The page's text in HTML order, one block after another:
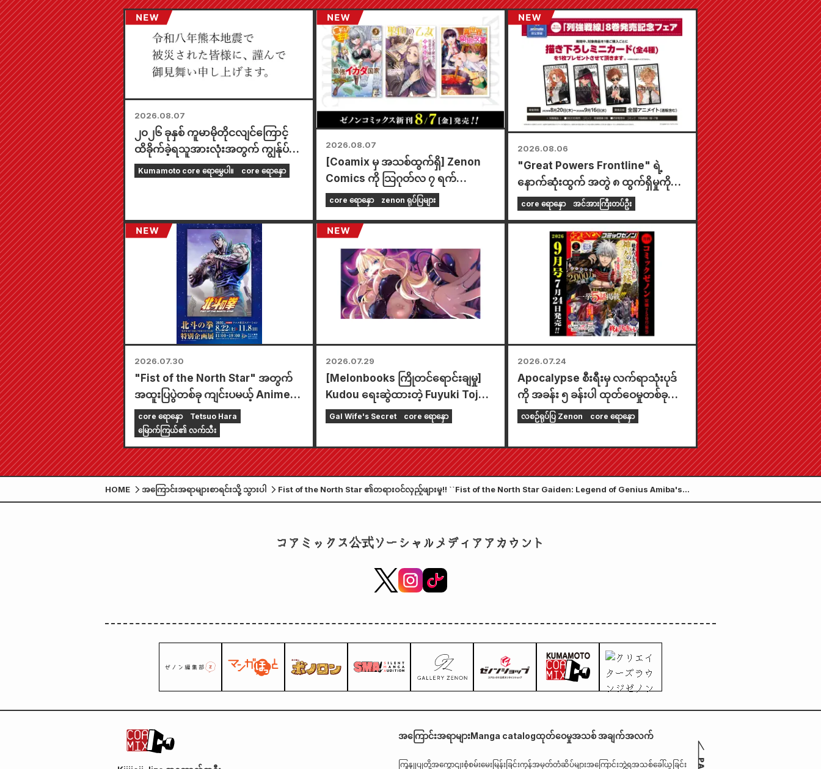
2026.08.07
၂၀၂၆ ခုနှစ် ကူမာမိုတိုငလျင်ကြောင့်
ထိခိုက်ခဲ့ရသူအားလုံးအတွက် ကျွန်ုပ်
တို့၏ အနက်ရှိုင်းဆုံး စာနာမှုကို ဖော်ပြ
Kumamoto core ရောမွှေပါ။ core ရောနှော
2026.08.07
[Coamix မှ အသစ်ထွက်ရှိ] Zenon
Comics ကို သြဂုတ်လ ၇ ရက်
(သောကြာနေ့) တွင် ရောင်းချပေးနေပါ
ပြီ။
core ရောနှော zenon ရုပ်ပြများ
2026.08.06
"Great Powers Frontline" ရဲ့
နောက်ဆုံးထွက် အတွဲ ၈ ထွက်ရှိမှုကို
ဂုဏ်ပြုတဲ့အနေနဲ့ သြဂုတ်လ ၂၀ ရက်နေ့
ကစပြီး တစ်နိုင်ငံလုံးက Animate ဆိုင်
တွေမှာ အချိန်အကန့်အသတ်နဲ့ ပြပွဲတစ်
ခု ကျင်းပသွားမှာဖြစ်ပြီး အထူးကံစမ်းမဲ
ဖောက်ထားတဲ့ mini card (စုစုပေါင်း
အမျိုးအစား ၄ မျိုး) ကို ရရှိနိုင်မှာပါ။
core ရောနှော အင်အားကြီးတပ်ဦး
2026.07.30
"Fist of the North Star" အတွက်
အထူးပြပွဲတစ်ခု ကျင်းပမယ့် Anime
Tokyo Station!!
core ရောနှော
Tetsuo Hara
မြောက်ကြယ်၏ လက်သီး
2026.07.29
[Melonbooks ကြိုတင်ရောင်းချမှု]
Kudou ရေးဆွဲထားတဲ့ Fuyuki Tojo
ရဲ့ အံ့မခန်းလှပတဲ့ ရုပ်ပုံပါတဲ့ အထူး
ထုတ် အစုံအတွက် ကြိုတင်မှာယူနိုင်ပါ
ပြီ။ "The Secret of the Gal
Bride" ရဲ့ နောက်ဆုံးထွက် အတွဲ ၆ ကို
အောက်တိုဘာလ ၂၀ ရက်နေ့မှာ ဖြန့်ချိဖို့
Gal Wife's Secret core ရောနှော
2026.07.24
Apocalypse စီးရီးမှ လက်ရာသုံးပုဒ်
ကို အခန်း ၅ ခန်းပါ ထုတ်ဝေမှုတစ်ခု
တည်းတွင် ဖော်ပြထားပါသည်။ "၂၀၂၆
Comic Zenon" ကို ဇူလိုင်လ ၂၄ ရက်
နေ့တွင် ရောင်းချပေးပါမည်။
လစဉ်ရုပ်ပြ Zenon core ရောနှော
HOME အကြောင်းအရာများစာရင်းသို့ သွားပါ
Fist of the North Star ၏တရားဝင်လှည့်ဖျားမှု!! ``Fist of the North Star Gaiden: Legend of Genius Amiba's
Overlord in Another World'' Volume 6 ကို ယခု ရောင်းချလိုက်ပြီဖြစ်သည်။
コアミックス公式ソーシャルメディアアカウント
အကြောင်းအရာများManga catalogထုတ်ဝေမှုအသစ် အချက်အလက်
ကြှနျုပျတို့အကွောငျးစုံစမ်းမေးမြန်းခြင်းကုန်အမှတ်တံဆိပ်များအကြောင်းဘွဲ့ရအသစ်ခေါ်ယူခြင်း